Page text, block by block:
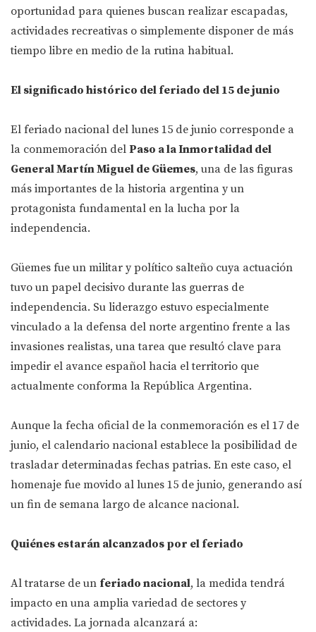
oportunidad para quienes buscan realizar escapadas,
actividades recreativas o simplemente disponer de más
tiempo libre en medio de la rutina habitual.
El significado histórico del feriado del 15 de junio
El feriado nacional del lunes 15 de junio corresponde a
la conmemoración del Paso a la Inmortalidad del
General Martín Miguel de Güemes, una de las figuras
más importantes de la historia argentina y un
protagonista fundamental en la lucha por la
independencia.
Güemes fue un militar y político salteño cuya actuación
tuvo un papel decisivo durante las guerras de
independencia. Su liderazgo estuvo especialmente
vinculado a la defensa del norte argentino frente a las
invasiones realistas, una tarea que resultó clave para
impedir el avance español hacia el territorio que
actualmente conforma la República Argentina.
Aunque la fecha oficial de la conmemoración es el 17 de
junio, el calendario nacional establece la posibilidad de
trasladar determinadas fechas patrias. En este caso, el
homenaje fue movido al lunes 15 de junio, generando así
un fin de semana largo de alcance nacional.
Quiénes estarán alcanzados por el feriado
Al tratarse de un feriado nacional, la medida tendrá
impacto en una amplia variedad de sectores y
actividades. La jornada alcanzará a: